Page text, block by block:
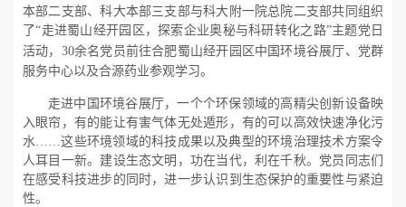
本部二支部、科大本部三支部与科大附一院总院二支部共同组织
了“走进蜀山经开园区，探索企业奥秘与科研转化之路”主题党日
活动， 30余名党员前往合肥蜀山经开园区中国环境谷展厅、党群
服务中心以及合源药业参观学习。
走进中国环境谷展厅，一个个环保领域的高精尖创新设备映
入眼帘，有的能让有害气体无处遁形，有的可以高效快速净化污
水……这些环境领域的科技成果以及典型的环境治理技术方案令
人耳目一新。建设生态文明，功在当代，利在千秋。党员同志们
在感受科技进步的同时，进一步认识到生态保护的重要性与紧迫
性。